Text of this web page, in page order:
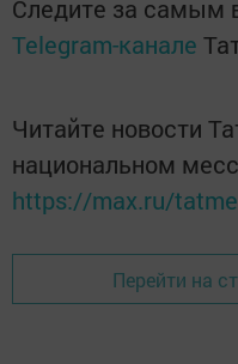
Следите за самым
Telegram-канале
Читайте новости
национальном
https://max.ru/
Перейти на